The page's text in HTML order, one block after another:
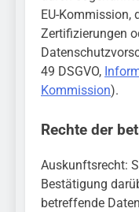
EU-Kommission,
Zertifizierungen
49 DSGVO,
Kommission).
Rechte der
Auskunftsrecht:
Bestätigung
betreffende